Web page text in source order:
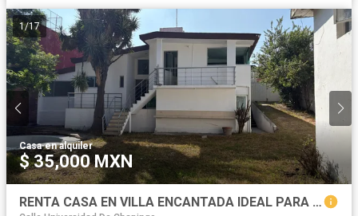
1/17
Casa·en alquiler
$ 35,000 MXN
RENTA CASA EN VILLA ENCANTADA IDEAL PARA OFICINAS, ESCUELAS O HABITAR